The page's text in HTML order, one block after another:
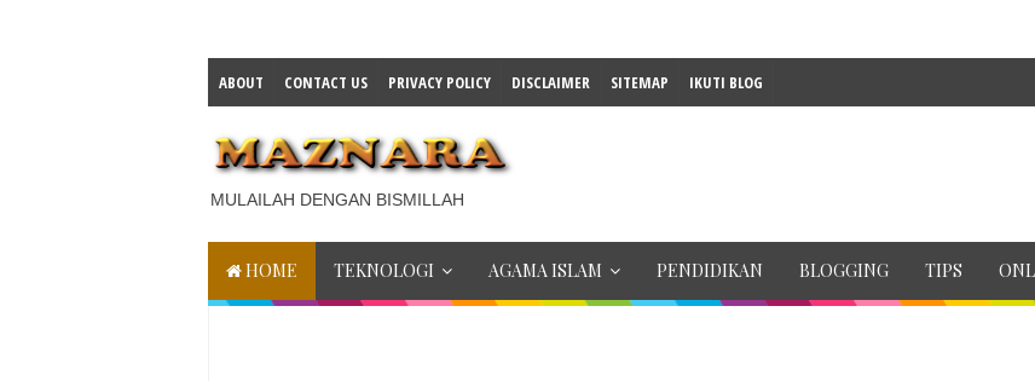
ABOUT CONTACT US PRIVACY POLICY DISCLAIMER SITEMAP IKUTI BLOG
MULAILAH DENGAN BISMILLAH
HOME TEKNOLOGI AGAMA ISLAM PENDIDIKAN BLOGGING TIPS